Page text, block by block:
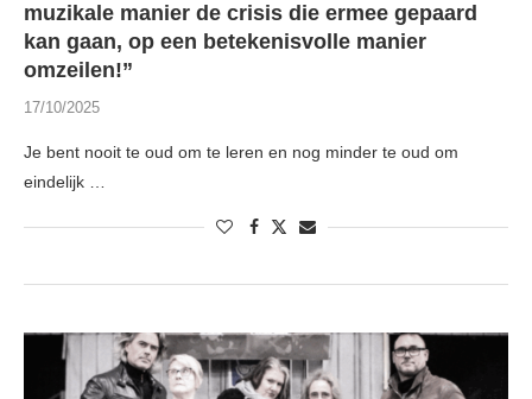
muzikale manier de crisis die ermee gepaard
kan gaan, op een betekenisvolle manier
omzeilen!”
17/10/2025
Je bent nooit te oud om te leren en nog minder te oud om
eindelijk …